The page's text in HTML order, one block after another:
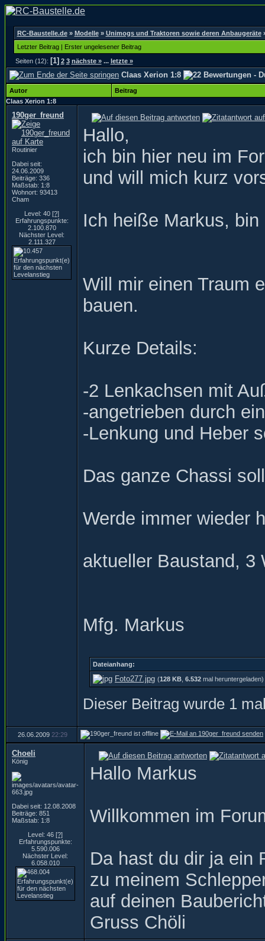
RC-Baustelle.de» Modelle» Unimogs und Traktoren sowie deren Anbaugeräte
Letzter Beitrag| Erster ungelesener Beitrag
Seiten (12): [1] 2 3 nächste » ... letzte »
Claas Xerion 1:8
Autor
Beitrag
Claas Xerion 1:8
190ger_freund
Routinier
Dabei seit:
24.06.2009
Beiträge: 336
Maßstab: 1:8
Wohnort: 93413
Cham
Level: 40 [?]
Erfahrungspunkte:
2.100.870
Nächster Level:
2.111.327
Hallo,
ich bin hier neu im
und will mich kurz
Ich heiße Markus,
Will mir einen Traum
bauen.
Kurze Details:
-2 Lenkachsen mit
-angetrieben durch
-Lenkung und Heber
Das ganze Chassi
Werde immer wieder
aktueller Baustand, 3
Mfg. Markus
Dateianhang:
Foto277.jpg (128 KB 6.532 mal heruntergeladen)
Dieser Beitrag wurde 1
26.06.2009 22:29
Choeli
König
Dabei seit: 12.08.2008
Beiträge: 851
Maßstab: 1:8
Level: 46 [?]
Erfahrungspunkte:
5.590.006
Nächster Level:
6.058.010
Hallo Markus
Willkommen im
Da hast du dir ja ein
zu meinem
auf deinen
Gruss Chöli